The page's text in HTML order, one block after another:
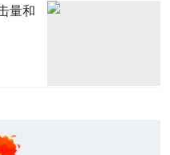
量和